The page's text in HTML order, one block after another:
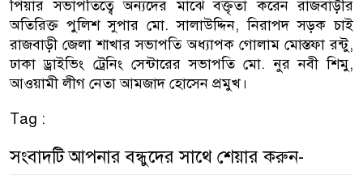
পিয়ার সভাপতিত্বে অন্যদের মাঝে বক্তৃতা করেন রাজবাড়ীর
অতিরিক্ত পুলিশ সুপার মো. সালাউদ্দিন, নিরাপদ সড়ক চাই
রাজবাড়ী জেলা শাখার সভাপতি অধ্যাপক গোলাম মোস্তফা রন্টু,
ঢাকা ড্রাইভিং ট্রেনিং সেন্টারের সভাপতি মো. নুর নবী শিমু,
আওয়ামী লীগ নেতা আমজাদ হোসেন প্রমুখ।
Tag :
সংবাদটি আপনার বন্ধুদের সাথে শেয়ার করুন-